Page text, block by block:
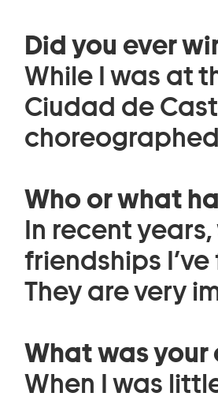
Did you ever
While I was at
Ciudad de
Who or what
In recent
friendships
They are very
What was
When I was